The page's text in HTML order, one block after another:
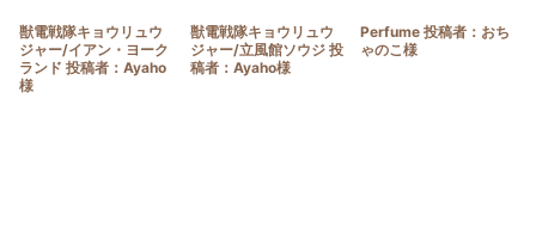
獣電戦隊キョウリュウ
ジャー/イアン・ヨーク
ランド 投稿者：Ayaho
様
獣電戦隊キョウリュウ
ジャー/立風館ソウジ 投
稿者：Ayaho様
Perfume 投稿者：おち
ゃのこ様